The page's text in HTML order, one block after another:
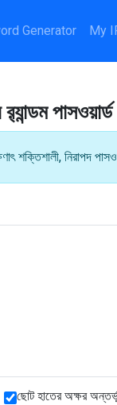
Generator My
শক্তিশালী, নিরাপদ
ছোট হাতের অক্ষর